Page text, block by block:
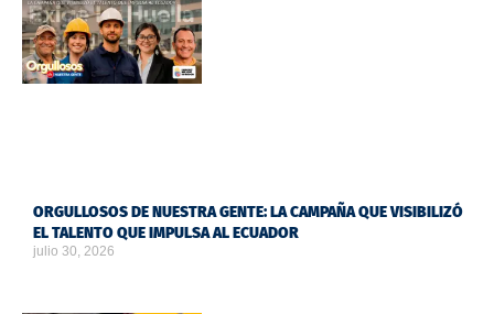
ORGULLOSOS DE NUESTRA GENTE: LA CAMPAÑA QUE VISIBILIZÓ
EL TALENTO QUE IMPULSA AL ECUADOR
julio 30, 2026